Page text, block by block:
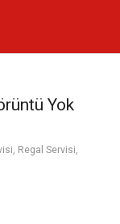
Yok
, Regal Servisi,